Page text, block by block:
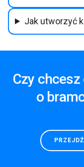
Jak utworzyć
Czy
o